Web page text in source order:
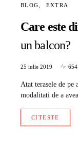
BLOG EXTRA
Care este
un balcon?
25 iulie 2019
Atat terasele de pe
modalitati de a
CITESTE